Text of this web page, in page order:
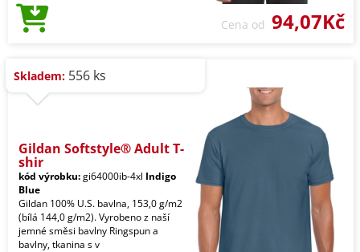
Cena od 94,07Kč
Skladem: 556 ks
Gildan Softstyle® Adult T-
shir
kód výrobku:gi64000ib-4xl Indigo
Blue
Gildan 100% U.S. bavlna, 153,0 g/m2
(bílá 144,0 g/m2). Vyrobeno z naší
jemné směsi bavlny Ringspun a
bavlny, tkanina s v